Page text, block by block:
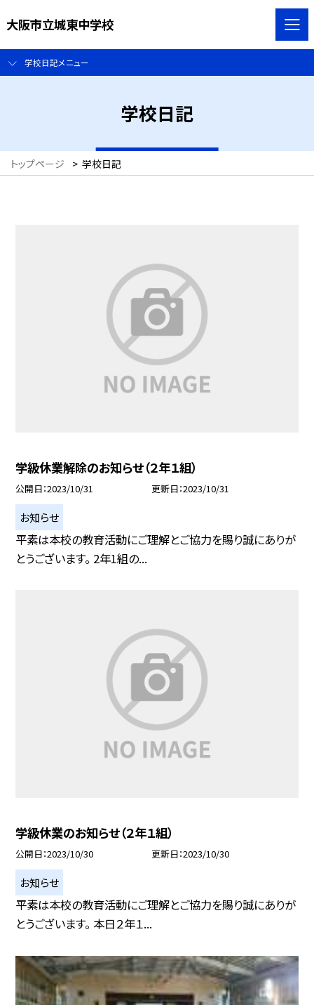
大阪市立城東中学校
学校日記メニュー
学校日記
トップページ > 学校日記
学級休業解除のお知らせ（２年１組）
公開日 2023/10/31 更新日 2023/10/31
お知らせ
平素は本校の教育活動にご理解とご協力を賜り誠にありが
とうございます。 2年1組の...
学級休業のお知らせ（２年１組）
公開日 2023/10/30 更新日 2023/10/30
お知らせ
平素は本校の教育活動にご理解とご協力を賜り誠にありが
とうございます。 本日２年１...